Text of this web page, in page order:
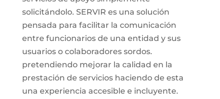
solicitándolo. SERVIR es una solución
pensada para facilitar la comunicación
entre funcionarios de una entidad y sus
usuarios o colaboradores sordos.
pretendiendo mejorar la calidad en la
prestación de servicios haciendo de esta
una experiencia accesible e incluyente.